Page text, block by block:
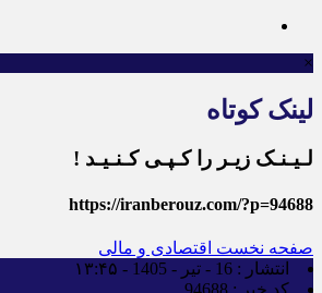
×
لینک کوتاه
لـیـنـک زیـر را کـپـی کـنـیـد !
https://iranberouz.com/?p=94688
صفحه نخست اقتصادی و مالی
انتشار : 16 - تیر - 1405 - ۱۳:۴۵
کد خبر : 94688